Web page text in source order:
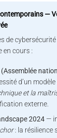
—
de
en cours :
d’un
et la
externe.
2024 —
: la résilience